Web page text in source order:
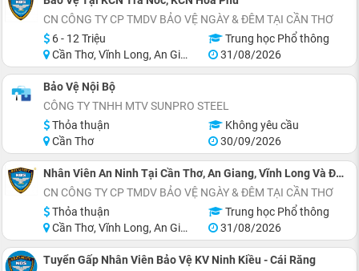
CN CÔNG TY CP TMDV BẢO VỆ NGÀY & ĐÊM TẠI CẦN THƠ
6 - 12 Triệu
Trung học Phổ thông
Cần Thơ, Vĩnh Long, An Giang, Kiên Giang, Hậu Giang, Sóc Trăng
31/08/2026
Bảo Vệ Nội Bộ
CÔNG TY TNHH MTV SUNPRO STEEL
Thỏa thuận
Không yêu cầu
Cần Thơ
30/09/2026
Nhân Viên An Ninh Tại Cần Thơ, An Giang, Vĩnh Long Và Đồng Tháp
CN CÔNG TY CP TMDV BẢO VỆ NGÀY & ĐÊM TẠI CẦN THƠ
Thỏa thuận
Trung học Phổ thông
Cần Thơ, Vĩnh Long, An Giang, Kiên Giang, Hậu Giang, Sóc Trăng
31/08/2026
Tuyển Gấp Nhân Viên Bảo Vệ KV Ninh Kiều - Cái Răng